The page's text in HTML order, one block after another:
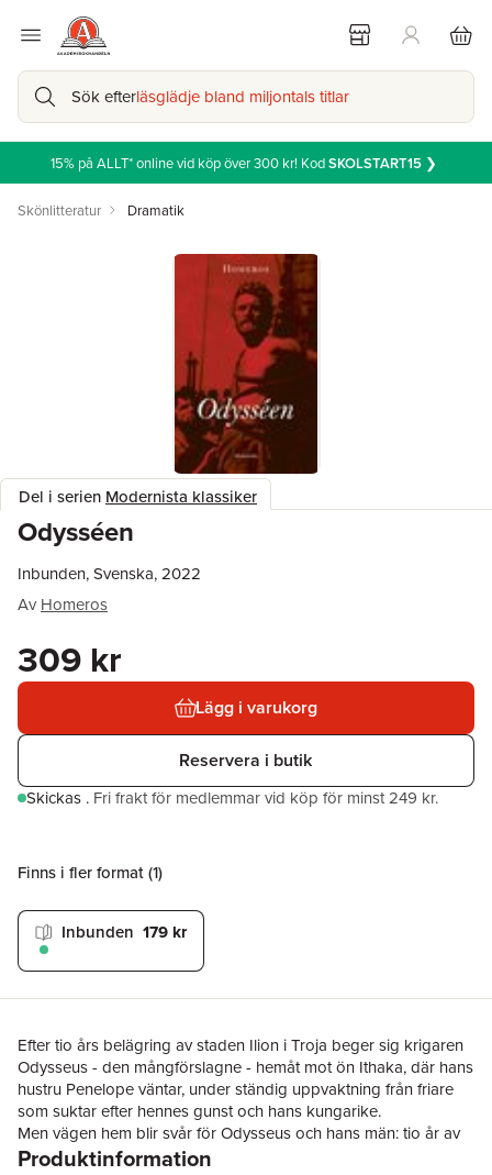
Sök efterläsglädje bland miljontals titlar
15% på ALLT* online vid köp över 300 kr! KodSKOLSTART15 ❯
Skönlitteratur Dramatik
Del i serien Modernista klassiker
Odysséen
Inbunden, Svenska, 2022
Av Homeros
309 kr
Lägg i varukorg
Reservera i butik
Skickas . Fri frakt för medlemmar vid köp för minst 249 kr.
Finns i fler format (1)
Inbunden 179 kr
Efter tio års belägring av staden Ilion i Troja beger sig krigaren
Odysseus - den mångförslagne - hemåt mot ön Ithaka, där hans
hustru Penelope väntar, under ständig uppvaktning från friare
som suktar efter hennes gunst och hans kungarike.
Men vägen hem blir svår för Odysseus och hans män: tio år av
irrfärder väntar, med strapatser och dödliga faror - lotusätare
Produktinformation